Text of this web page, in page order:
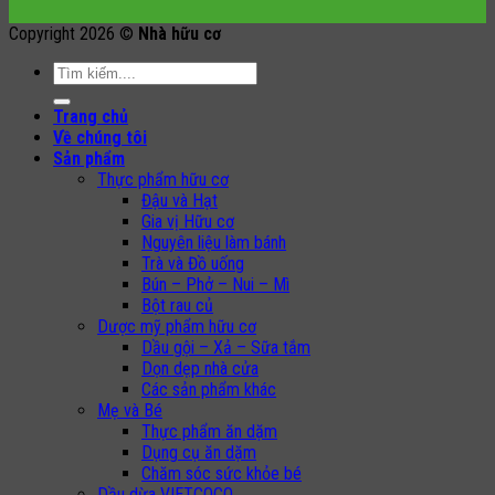
Copyright 2026 © Nhà hữu cơ
Search
Trang chủ
Về chúng tôi
Sản phẩm
Thực phẩm hữu cơ
Đậu và Hạt
Gia vị Hữu cơ
Nguyên liệu làm bánh
Trà và Đồ uống
Bún – Phở – Nui – Mì
Bột rau củ
Dược mỹ phẩm hữu cơ
Dầu gội – Xả – Sữa tắm
Dọn dẹp nhà cửa
Các sản phẩm khác
Mẹ và Bé
Thực phẩm ăn dặm
Dụng cụ ăn dặm
Chăm sóc sức khỏe bé